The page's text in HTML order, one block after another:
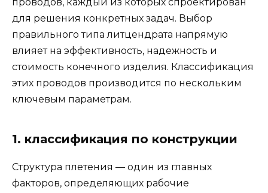
для решения конкретных задач. Выбор
правильного типа литцендрата напрямую
влияет на эффективность, надежность и
стоимость конечного изделия. Классификация
этих проводов производится по нескольким
ключевым параметрам.
1. классификация по конструкции
Структура плетения — один из главных
факторов, определяющих рабочие